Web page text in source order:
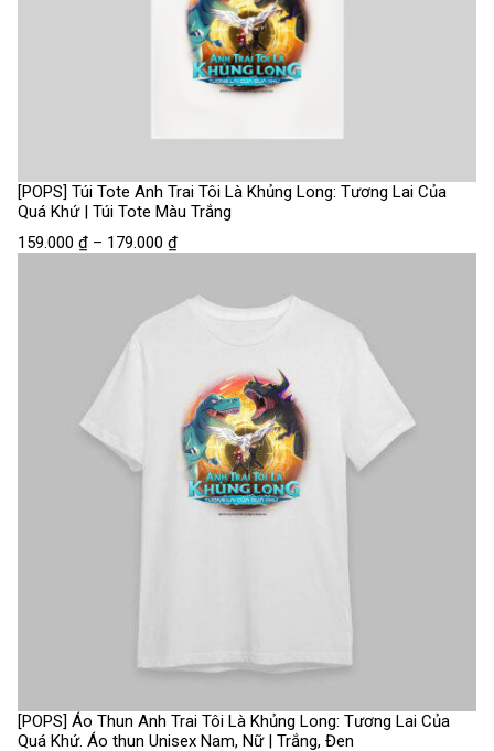
[POPS] Túi Tote Anh Trai Tôi Là Khủng Long: Tương Lai Của
Quá Khứ | Túi Tote Màu Trắng
159.000 ₫ – 179.000 ₫
[POPS] Áo Thun Anh Trai Tôi Là Khủng Long: Tương Lai Của
Quá Khứ. Áo thun Unisex Nam, Nữ | Trắng, Đen